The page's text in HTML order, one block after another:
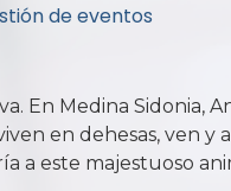
de eventos
En Medina Sidonia,
en dehesas, ven y
a este majestuoso